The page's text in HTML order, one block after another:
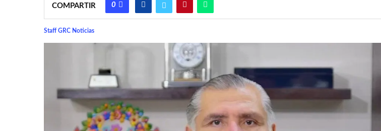
COMPARTIR 0
Staff GRC Noticias